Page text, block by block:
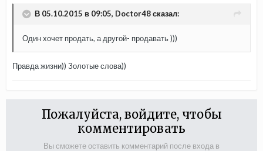
В 05.10.2015 в 09:05, Doctor48 сказал:
Один хочет продать, а другой- продавать )))
Правда жизни)) Золотые слова))
Пожалуйста, войдите, чтобы
комментировать
Вы сможете оставить комментарий после входа в